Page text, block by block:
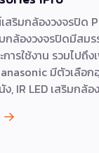
ริมกล้องวงจรปิด
กล้องวงจรปิดมีสม
การใช้งาน รวมไปถึ
มีตัวเลือ
, IR LED เสริมกล้